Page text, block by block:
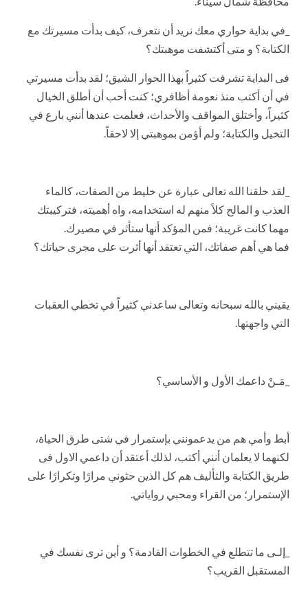
_في بداية حواري معك نريد أن نتعرف، كيف بدأت مسيرتك مع
الكتابة؟ و متى أكتشفت موهبتك؟
فى البداية تشرفت كثيراً بهذا الحوار الشيق؛ لقد بدأت مسيرتي
في أن أكتب منذ نعومة أظافري؛ كنت أحب أن أطلق الخيال
كثيراً، وأختلق المواقف والأحداث، فعلمت عندها أنني بارع في
التخيل والكتابة؛ ولم أؤمن بموهبتي إلا لاحقاً.
_لقد خلقنا الله تعالى عبارة عن خليط من الصفات، كالماء
العذب و المالح كلاً منهم له استخدامه، واه أهميته، فتركيبتك
مهما كانت غريبة؛ فمن المؤكد أنها ستأثر في مصيرك.
فما هي أهم صفاتك، التي تعتقد أنها أثرت على مجرى حياتك؟
يقيني بالله سبحانه وتعالى ساعدني كثيراً في تخطي العقبات
التي واجهتها.
_مَـنْ داعمك الأول و الأساسي؟
أبط وأمي هم من يدعمونني بإستمرار في شتى طرق الحياة،
لكنهما لا يعلمان أنني أكتب، لذلك أعتقد أن داعمي الاول فى
طريق الكتابة والتأليف هم كل الذين حثوني مرارًا وتكرارًا على
الإستمرار؛ من القراء ومحبي رواياتي.
_إلـى ما تتطلع في الخطوات القادمة؟ و أين ترى نفسك في
المستقبل القريب؟